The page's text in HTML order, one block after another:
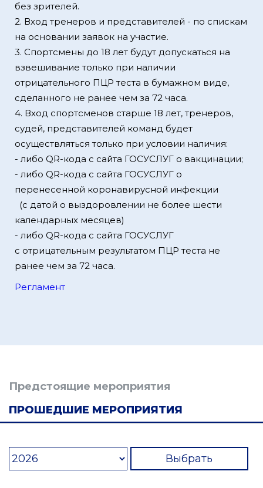
без зрителей.
2. Вход тренеров и представителей - по спискам
на основании заявок на участие.
3. Спортсмены до 18 лет будут допускаться на
взвешивание только при наличии
отрицательного ПЦР теста в бумажном виде,
сделанного не ранее чем за 72 часа.
4. Вход спортсменов старше 18 лет, тренеров,
судей, представителей команд будет
осуществляться только при условии наличия:
- либо QR-кода с сайта ГОСУСЛУГ о вакцинации;
- либо QR-кода с сайта ГОСУСЛУГ о
перенесенной коронавирусной инфекции
(с датой о выздоровлении не более шести
календарных месяцев)
- либо QR-кода с сайта ГОСУСЛУГ
с отрицательным результатом ПЦР теста не
ранее чем за 72 часа.
Регламент
Предстоящие мероприятия
ПРОШЕДШИЕ МЕРОПРИЯТИЯ
Выбрать